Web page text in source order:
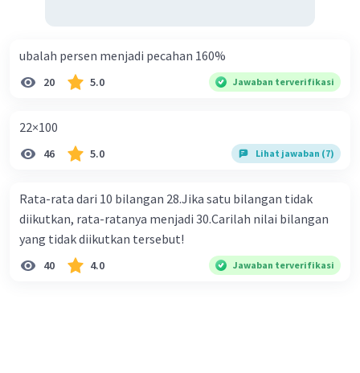
ubalah persen menjadi pecahan 160%
20 5.0 Jawaban terverifikasi
22×100
46 5.0 Lihat jawaban (7)
Rata-rata dari 10 bilangan 28.Jika satu bilangan tidak
diikutkan, rata-ratanya menjadi 30.Carilah nilai bilangan
yang tidak diikutkan tersebut!
40 4.0 Jawaban terverifikasi